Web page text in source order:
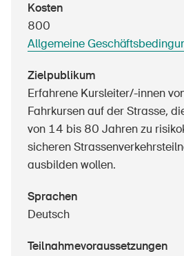
Rechtsfragen & Gerichtsentscheide
Sicherheitsdelegierte & Gemeinden
Kosten
800
Allgemeine
Zielpublikum
Erfahrene Kursleiter/-innen
Fahrkursen auf der Strasse,
von 14 bis 80 Jahren zu
sicheren
ausbilden wollen.
Sprachen
Deutsch
Teilnahmevoraussetzungen